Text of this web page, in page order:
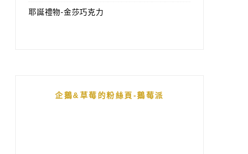
耶誕禮物-金莎巧克力
企鵝&草莓的粉絲頁-鵝莓派